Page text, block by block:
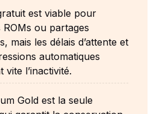
est viable pour
ROMs ou partages
mais les délais d’attente et
automatiques
vite l’inactivité.
Gold est la seule